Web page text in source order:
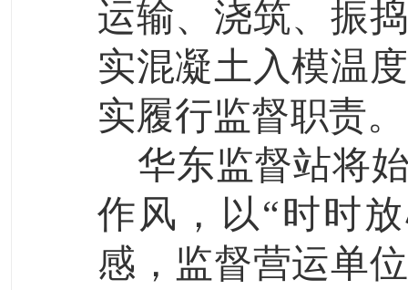
运输、浇筑、振
实混凝土入模温
实履行监督职责。
华东监督站将
作风，以“时时
感，监督营运单